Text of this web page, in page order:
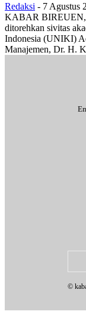
Redaksi - 7 Agustus
KABAR BIREUEN,
ditorehkan sivitas
Indonesia (UNIKI)
Manajemen, Dr. H.
©